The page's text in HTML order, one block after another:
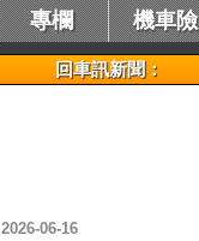
專欄 機車險
回車訊新聞：
2026-06-16